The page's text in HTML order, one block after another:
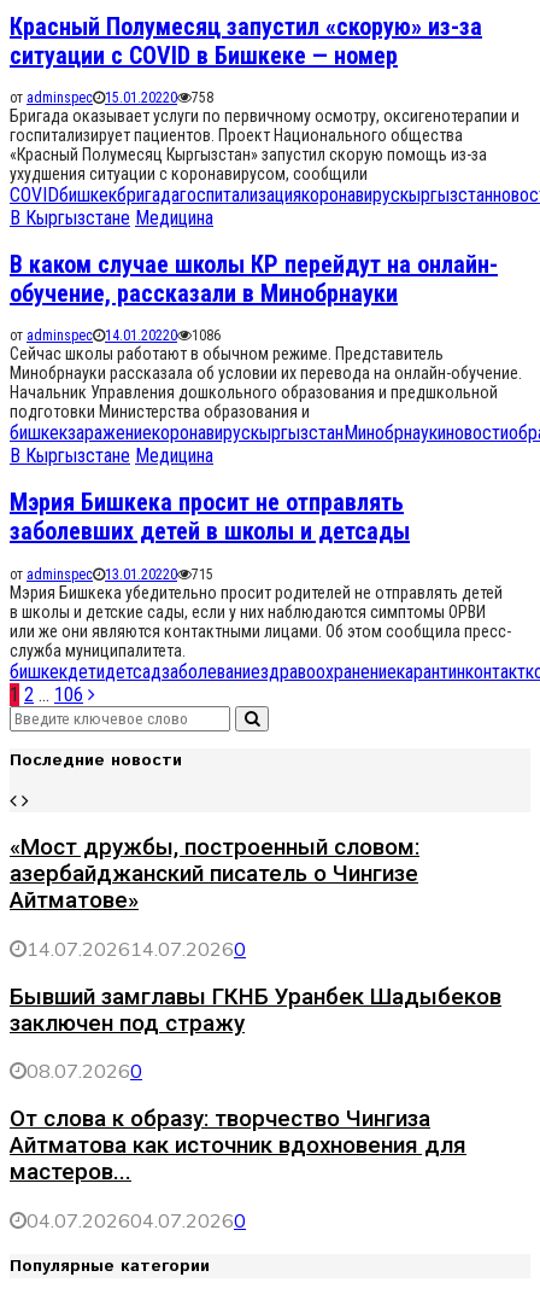
Красный Полумесяц запустил «скорую» из-за
ситуации с COVID в Бишкеке — номер
от adminspec 15.01.20220 758
Бригада оказывает услуги по первичному осмотру, оксигенотерапии и
госпитализирует пациентов. Проект Национального общества
«Красный Полумесяц Кыргызстан» запустил скорую помощь из-за
ухудшения ситуации с коронавирусом, сообщили
COVIDбишкекбригадагоспитализациякоронавирускыргызстан
В Кыргызстане Медицина
В каком случае школы КР перейдут на онлайн-
обучение, рассказали в Минобрнауки
от adminspec 14.01.20220 1086
Сейчас школы работают в обычном режиме. Представитель
Минобрнауки рассказала об условии их перевода на онлайн-обучение.
Начальник Управления дошкольного образования и предшкольной
подготовки Министерства образования и
бишкекзаражениекоронавирускыргызстанМинобрнаукиновости
В Кыргызстане Медицина
Мэрия Бишкека просит не отправлять
заболевших детей в школы и детсады
от adminspec 13.01.20220 715
Мэрия Бишкека убедительно просит родителей не отправлять детей
в школы и детские сады, если у них наблюдаются симптомы ОРВИ
или же они являются контактными лицами. Об этом сообщила пресс-
служба муниципалитета.
бишкекдетидетсадзаболеваниездравоохранениекарантинконтакт
Навигация
по
записям
1 2 … 106
Search
for:
Search
Последние новости
«Мост дружбы, построенный словом:
азербайджанский писатель о Чингизе
Айтматове»
14.07.202614.07.20260
Бывший замглавы ГКНБ Уранбек Шадыбеков
заключен под стражу
08.07.20260
От слова к образу: творчество Чингиза
Айтматова как источник вдохновения для
мастеров...
04.07.202604.07.20260
Популярные категории